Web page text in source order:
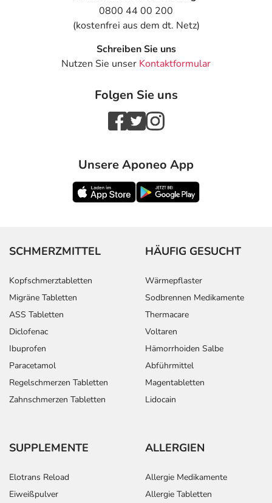
0800 44 00 200
(kostenfrei aus dem dt. Netz)
Schreiben Sie uns
Nutzen Sie unser Kontaktformular
Folgen Sie uns
Unsere Aponeo App
SCHMERZMITTEL
Kopfschmerztabletten
Migräne Tabletten
ASS Tabletten
Diclofenac
Ibuprofen
Paracetamol
Regelschmerzen Tabletten
Zahnschmerzen Tabletten
HÄUFIG GESUCHT
Wärmepflaster
Sodbrennen Medikamente
Thermacare
Voltaren
Hämorrhoiden Salbe
Abführmittel
Magentabletten
Lidocain
SUPPLEMENTE
Elotrans Reload
Eiweißpulver
ALLERGIEN
Allergie Medikamente
Allergie Tabletten